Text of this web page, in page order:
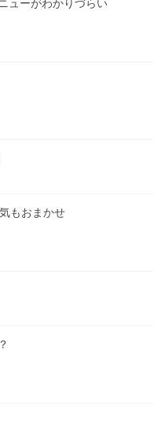
ューがわかりづらい
もおまかせ